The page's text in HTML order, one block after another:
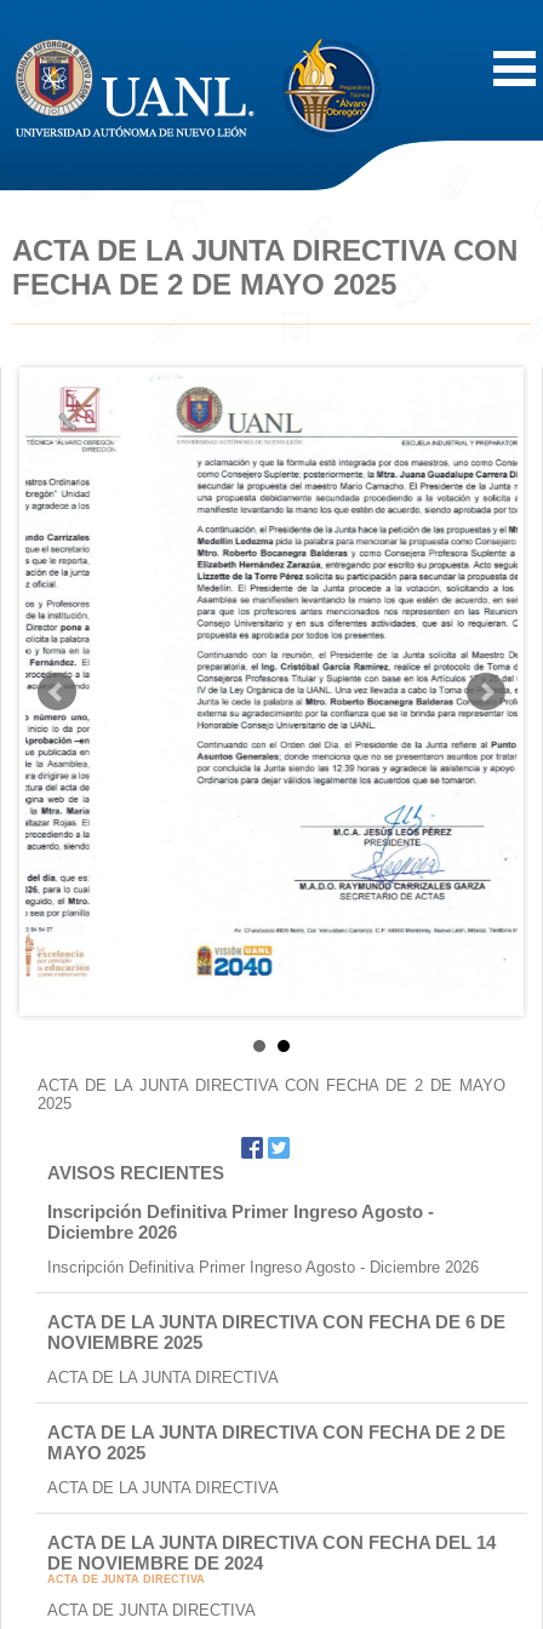
Acerca de
Servicios
Difusión
Contacto
ACTA DE LA JUNTA DIRECTIVA CON
FECHA DE 2 DE MAYO 2025
ACTA DE LA JUNTA DIRECTIVA CON FECHA DE 2 DE MAYO
2025
AVISOS RECIENTES
Inscripción Definitiva Primer Ingreso Agosto -
Diciembre 2026
Inscripción Definitiva Primer Ingreso Agosto - Diciembre 2026
ACTA DE LA JUNTA DIRECTIVA CON FECHA DE 6 DE
NOVIEMBRE 2025
ACTA DE LA JUNTA DIRECTIVA
ACTA DE LA JUNTA DIRECTIVA CON FECHA DE 2 DE
MAYO 2025
ACTA DE LA JUNTA DIRECTIVA
ACTA DE LA JUNTA DIRECTIVA CON FECHA DEL 14
DE NOVIEMBRE DE 2024
ACTA DE JUNTA DIRECTIVA
ACTA DE JUNTA DIRECTIVA